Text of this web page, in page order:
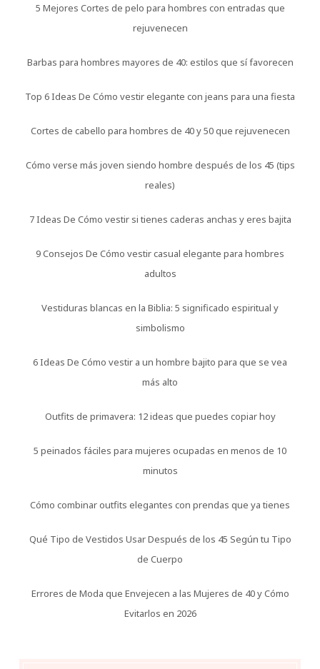
5 Mejores Cortes de pelo para hombres con entradas que
rejuvenecen
Barbas para hombres mayores de 40: estilos que sí favorecen
Top 6 Ideas De Cómo vestir elegante con jeans para una fiesta
Cortes de cabello para hombres de 40 y 50 que rejuvenecen
Cómo verse más joven siendo hombre después de los 45 (tips
reales)
7 Ideas De Cómo vestir si tienes caderas anchas y eres bajita
9 Consejos De Cómo vestir casual elegante para hombres
adultos
Vestiduras blancas en la Biblia: 5 significado espiritual y
simbolismo
6 Ideas De Cómo vestir a un hombre bajito para que se vea
más alto
Outfits de primavera: 12 ideas que puedes copiar hoy
5 peinados fáciles para mujeres ocupadas en menos de 10
minutos
Cómo combinar outfits elegantes con prendas que ya tienes
Qué Tipo de Vestidos Usar Después de los 45 Según tu Tipo
de Cuerpo
Errores de Moda que Envejecen a las Mujeres de 40 y Cómo
Evitarlos en 2026